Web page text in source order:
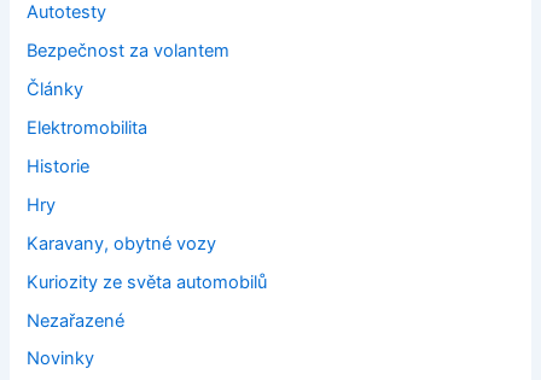
Autotesty
Bezpečnost za volantem
Články
Elektromobilita
Historie
Hry
Karavany, obytné vozy
Kuriozity ze světa automobilů
Nezařazené
Novinky